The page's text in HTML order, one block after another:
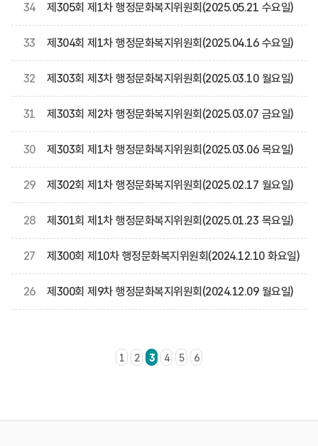
34 제305회 제1차 행정문화복지위원회(2025.05.21 수요일)
33 제304회 제1차 행정문화복지위원회(2025.04.16 수요일)
32 제303회 제3차 행정문화복지위원회(2025.03.10 월요일)
31 제303회 제2차 행정문화복지위원회(2025.03.07 금요일)
30 제303회 제1차 행정문화복지위원회(2025.03.06 목요일)
29 제302회 제1차 행정문화복지위원회(2025.02.17 월요일)
28 제301회 제1차 행정문화복지위원회(2025.01.23 목요일)
27 제300회 제10차 행정문화복지위원회(2024.12.10 화요일)
26 제300회 제9차 행정문화복지위원회(2024.12.09 월요일)
1 2 3 4 5 6